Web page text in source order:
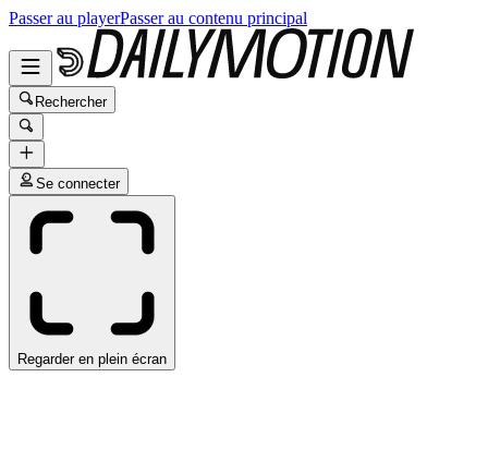
Passer au playerPasser au contenu principal
Rechercher
Se connecter
Regarder en plein écran